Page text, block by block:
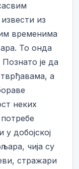
из
временима
То онда
је да
а
неких
добојској
чија су
стражари